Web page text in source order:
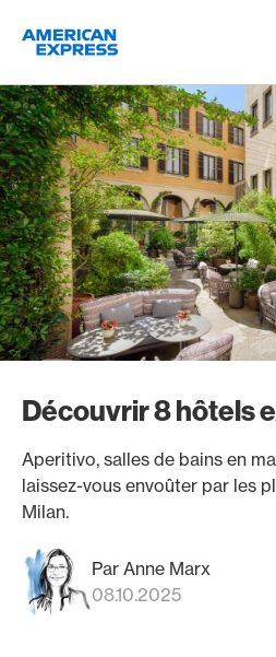
Logo
Découvrir 8 hôtels
Aperitivo, salles de bains en
laissez-vous envoûter par les
Milan.
Par Anne Marx
08.10.2025